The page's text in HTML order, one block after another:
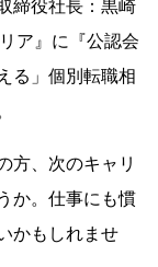
締役社長：黒崎
ア』に『公認会
る」個別転職相
方、次のキャリ
か。仕事にも慣
かもしれませ